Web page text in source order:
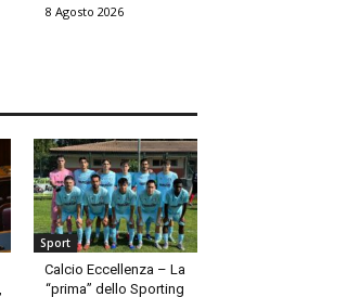
8 Agosto 2026
Sport
Calcio Eccellenza – La
“prima” dello Sporting